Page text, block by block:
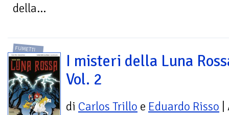
della...
FUMETTI
I misteri della Luna
Vol. 2
di Carlos Trillo e Eduardo Risso